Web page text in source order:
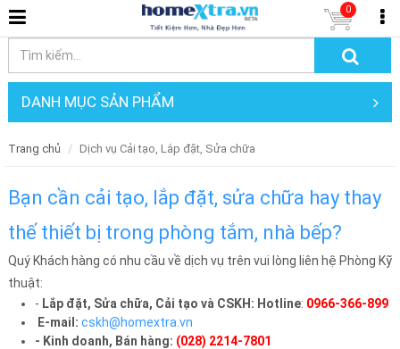
0
DANH MỤC SẢN PHẨM
Trang chủ Dịch vụ Cải tạo, Lắp đặt, Sửa chữa
Bạn cần cải tạo, lắp đặt, sửa chữa hay thay
thế thiết bị trong phòng tắm, nhà bếp?
Quý Khách hàng có nhu cầu về dịch vụ trên vui lòng liên hệ Phòng Kỹ
thuật:
- Lắp đặt, Sửa chữa, Cải tạo và CSKH: Hotline: 0966-366-899
E-mail: cskh@homextra.vn
- Kinh doanh, Bán hàng: (028) 2214-7801